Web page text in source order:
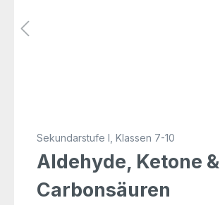
Sekundarstufe I, Klassen 7-10
Aldehyde, Ketone &
Carbonsäuren